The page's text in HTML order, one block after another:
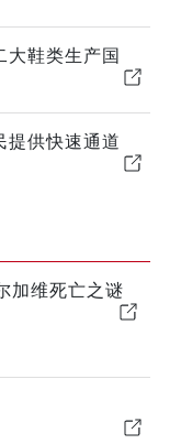
大鞋类生产国
提供快速通道
加维死亡之谜